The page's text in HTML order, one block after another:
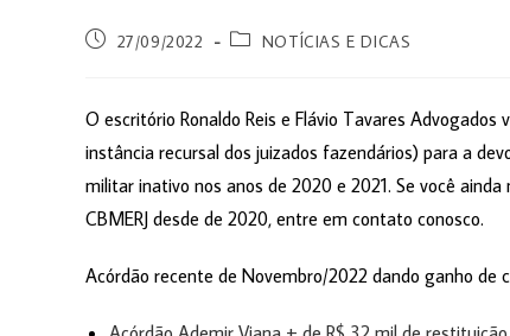
27/09/2022 NOTÍCIAS E DICAS
O escritório Ronaldo Reis e Flávio Tavares
instância recursal dos juizados fazendários) para a
militar inativo nos anos de 2020 e 2021. Se você
CBMERJ desde de 2020, entre em contato conosco.
Acórdão recente de Novembro/2022 dando ganho de